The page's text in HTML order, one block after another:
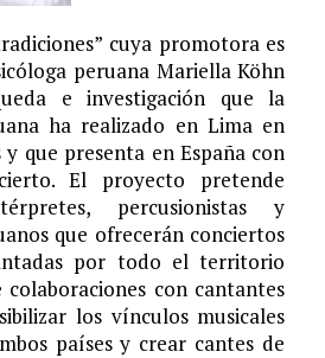
cuya promotora es
peruana Mariella Köhn
e investigación que la
ha realizado en Lima en
que presenta en España con
El proyecto pretende
percusionistas y
que ofrecerán conciertos
por todo el territorio
con cantantes
los vínculos musicales
países y crear cantes de